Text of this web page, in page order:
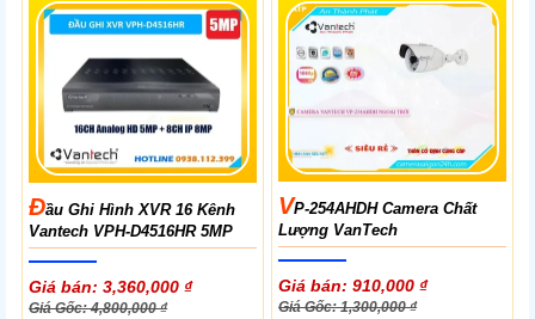
ĐẦu Ghi Hình XVR 16 Kênh
Vantech VPH-D4516HR 5MP
Giá bán: 3,360,000 ₫
Giá Gốc: 4,800,000 ₫
VP-254AHDH Camera Chất
Lượng VanTech
Giá bán: 910,000 ₫
Giá Gốc: 1,300,000 ₫